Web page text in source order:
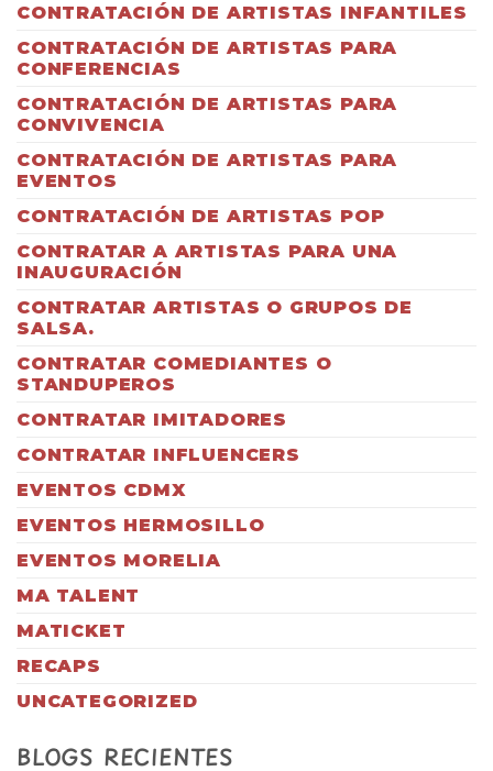
CONTRATACIÓN DE ARTISTAS INFANTILES
CONTRATACIÓN DE ARTISTAS PARA
CONFERENCIAS
CONTRATACIÓN DE ARTISTAS PARA
CONVIVENCIA
CONTRATACIÓN DE ARTISTAS PARA
EVENTOS
CONTRATACIÓN DE ARTISTAS POP
CONTRATAR A ARTISTAS PARA UNA
INAUGURACIÓN
CONTRATAR ARTISTAS O GRUPOS DE
SALSA.
CONTRATAR COMEDIANTES O
STANDUPEROS
CONTRATAR IMITADORES
CONTRATAR INFLUENCERS
EVENTOS CDMX
EVENTOS HERMOSILLO
EVENTOS MORELIA
MA TALENT
MATICKET
RECAPS
UNCATEGORIZED
BLOGS RECIENTES